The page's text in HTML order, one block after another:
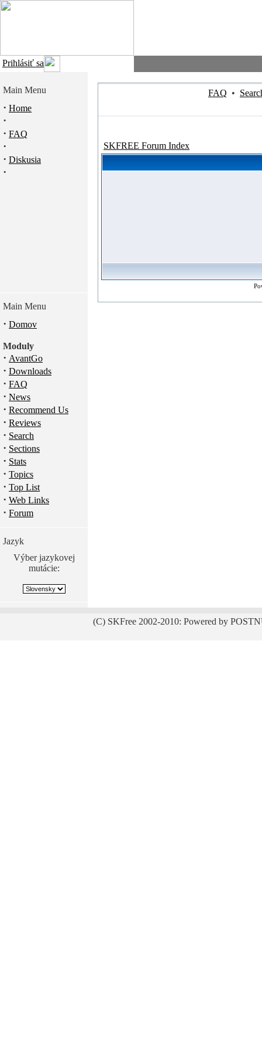
Prihlásiť sa
Main Menu
· Home
·
· FAQ
·
· Diskusia
·
Main Menu
· Domov
Moduly
· AvantGo
· Downloads
· FAQ
· News
· Recommend Us
· Reviews
· Search
· Sections
· Stats
· Topics
· Top List
· Web Links
· Forum
Jazyk
Výber jazykovej
mutácie:
FAQ •
SKFREE Forum Index
(C) SKFree 2002-2010: Powered by